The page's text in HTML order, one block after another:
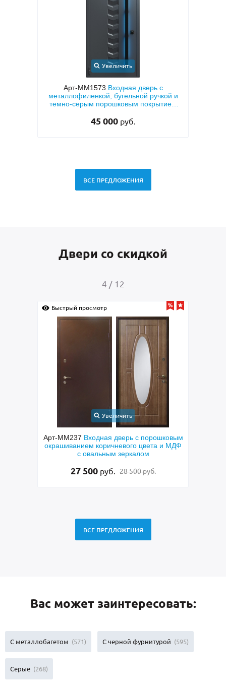
Увеличить
Арт-ММ1573 Входная дверь с
металлофиленкой, бугельной ручкой и
темно-серым порошковым покрытием
45 000 руб.
ВСЕ ПРЕДЛОЖЕНИЯ
Двери со скидкой
4 / 12
Быстрый просмотр
Увеличить
Арт-ММ237 Входная дверь с порошковым
окрашиванием коричневого цвета и МДФ
с овальным зеркалом
27 500 руб. 28 500 руб.
ВСЕ ПРЕДЛОЖЕНИЯ
Вас может заинтересовать:
С металлобагетом (571) С черной фурнитурой (595)
Серые (268)